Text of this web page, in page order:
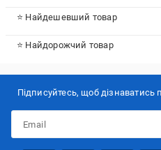
⭐ Найдешевший товар
⭐ Найдорожчий товар
Підписуйтесь, щоб дізнаватись